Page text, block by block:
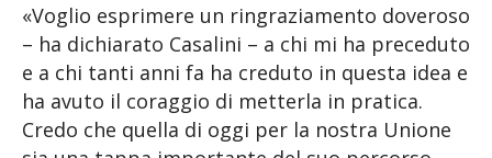
«Voglio esprimere un ringraziamento doveroso
– ha dichiarato Casalini – a chi mi ha preceduto
e a chi tanti anni fa ha creduto in questa idea e
ha avuto il coraggio di metterla in pratica.
Credo che quella di oggi per la nostra Unione